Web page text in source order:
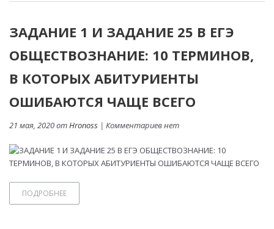
ЗАДАНИЕ 1 И ЗАДАНИЕ 25 В ЕГЭ
ОБЩЕСТВОЗНАНИЕ: 10 ТЕРМИНОВ,
В КОТОРЫХ АБИТУРИЕНТЫ
ОШИБАЮТСЯ ЧАЩЕ ВСЕГО
21 мая, 2020 отHronoss | Комментариев нет
ПОДРОБНЕЕ